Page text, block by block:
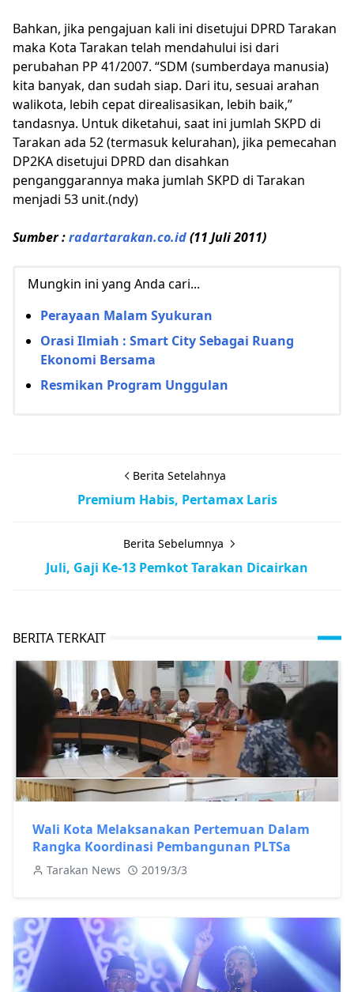
Bahkan, jika pengajuan kali ini disetujui DPRD Tarakan
maka Kota Tarakan telah mendahului isi dari
perubahan PP 41/2007. “SDM (sumberdaya manusia)
kita banyak, dan sudah siap. Dari itu, sesuai arahan
walikota, lebih cepat direalisasikan, lebih baik,”
tandasnya. Untuk diketahui, saat ini jumlah SKPD di
Tarakan ada 52 (termasuk kelurahan), jika pemecahan
DP2KA disetujui DPRD dan disahkan
penganggarannya maka jumlah SKPD di Tarakan
menjadi 53 unit.(ndy)
Sumber :radartarakan.co.id(11 Juli 2011)
Mungkin ini yang Anda cari...
Perayaan Malam Syukuran
Orasi Ilmiah : Smart City Sebagai Ruang
Ekonomi Bersama
Resmikan Program Unggulan
Berita Setelahnya
Premium Habis, Pertamax Laris
Berita Sebelumnya
Juli, Gaji Ke-13 Pemkot Tarakan Dicairkan
BERITA TERKAIT
Wali Kota Melaksanakan Pertemuan Dalam
Rangka Koordinasi Pembangunan PLTSa
Tarakan News 2019/3/3